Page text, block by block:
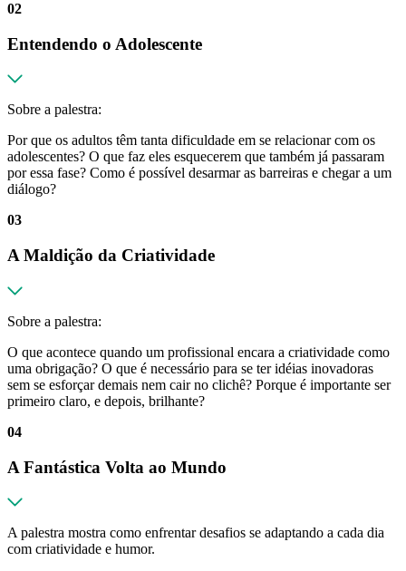
02
Entendendo o Adolescente
Sobre a palestra:
Por que os adultos têm tanta dificuldade em se relacionar com os
adolescentes? O que faz eles esquecerem que também já passaram
por essa fase? Como é possível desarmar as barreiras e chegar a um
diálogo?
03
A Maldição da Criatividade
Sobre a palestra:
O que acontece quando um profissional encara a criatividade como
uma obrigação? O que é necessário para se ter idéias inovadoras
sem se esforçar demais nem cair no clichê? Porque é importante ser
primeiro claro, e depois, brilhante?
04
A Fantástica Volta ao Mundo
A palestra mostra como enfrentar desafios se adaptando a cada dia
com criatividade e humor.